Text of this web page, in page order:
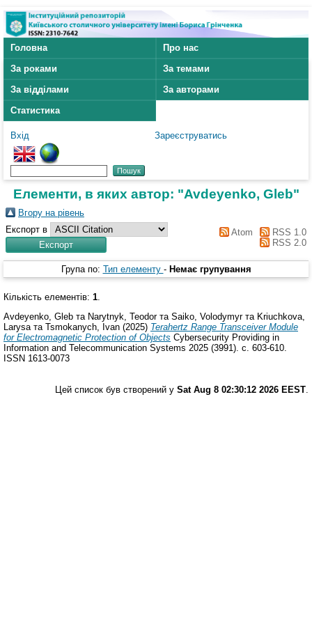
Головна
Про нас
За роками
За темами
За відділами
За авторами
Статистика
Вхід Зареєструватись
Елементи, в яких автор: "Avdeyenko, Gleb"
Вгору на рівень
Експорт в
Atom
RSS 1.0
RSS 2.0
Група по: Тип елементу - Немає групування
Кількість елементів: 1.
Avdeyenko, Gleb та Narytnyk, Teodorта Saiko, Volodymyrта Kriuchkova,
Larysa та Tsmokanych, Ivan (2025) Terahertz Range Transceiver Module
for Electromagnetic Protection of Objects Cybersecurity Providing in
Information and Telecommunication Systems 2025 (3991). с. 603-610.
ISSN 1613-0073
Цей список був створений у Sat Aug 8 02:30:12 2026 EEST